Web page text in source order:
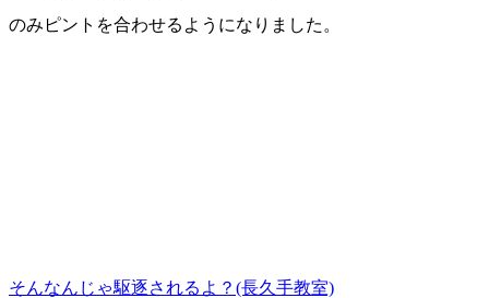
のみピントを合わせるようになりました。
そんなんじゃ駆逐されるよ？(長久手教室)